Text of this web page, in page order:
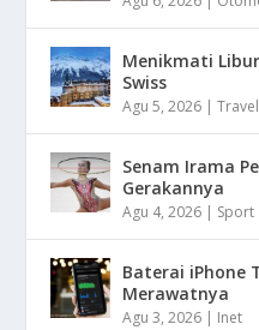
Menikmati
Swiss
Agu 5, 2026 |Travel
Senam Irama
Gerakannya
Agu 4, 2026 | Sport
Baterai iPhone
Merawatnya
Agu 3, 2026 | Inet